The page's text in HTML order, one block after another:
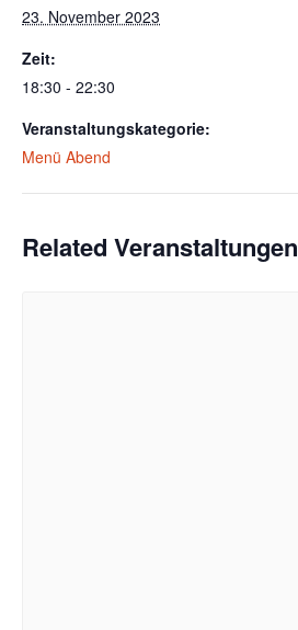
23. November 2023
Zeit:
18:30 - 22:30
Veranstaltungskategorie:
Menü Abend
Related Veranstaltungen